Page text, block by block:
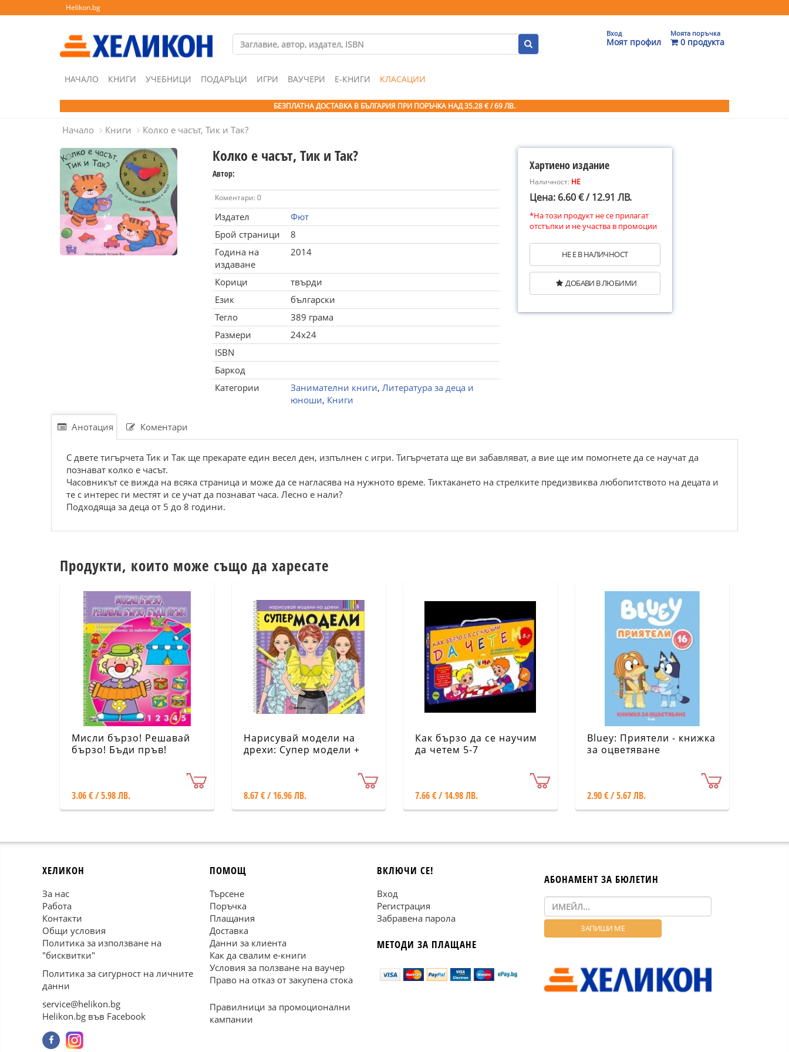
Helikon.bg
Вход
Моят профил
Моята поръчка
0 продукта
НАЧАЛО КНИГИ УЧЕБНИЦИ ПОДАРЪЦИ ИГРИ ВАУЧЕРИ Е-КНИГИ КЛАСАЦИИ
БЕЗПЛАТНА ДОСТАВКА В БЪЛГАРИЯ ПРИ ПОРЪЧКА НАД 35.28 € / 69 ЛВ.
Начало Книги Колко е часът, Тик и Так?
Колко е часът, Тик и Так?
Автор:
Коментари: 0
Издател
Фют
Брой страници
8
Година на
издаване
2014
Корици
твърди
Език
български
Тегло
389 грама
Размери
24x24
ISBN
Баркод
Категории
Занимателни книги, Литература за деца и
юноши, Книги
Хартиено издание
Наличност: НЕ
Цена: 6.60 € / 12.91 ЛВ.
*На този продукт не се прилагат
отстъпки и не участва в промоции
НЕ Е В НАЛИЧНОСТ
ДОБАВИ В ЛЮБИМИ
Анотация Коментари
С двете тигърчета Тик и Так ще прекарате един весел ден, изпълнен с игри. Тигърчетата ще ви забавляват, а вие ще им помогнете да се научат да
познават колко е часът.
Часовникът се вижда на всяка страница и може да се нагласява на нужното време. Тиктакането на стрелките предизвиква любопитството на децата и
те с интерес ги местят и се учат да познават часа. Лесно е нали?
Подходяща за деца от 5 до 8 години.
Продукти, които може също да харесате
Мисли бързо! Решавай
бързо! Бъди пръв!
3.06 € / 5.98 ЛВ.
Нарисувай модели на
дрехи: Супер модели +
8.67 € / 16.96 ЛВ.
Как бързо да се научим
да четем 5-7
7.66 € / 14.98 ЛВ.
Bluey: Приятели - книжка
за оцветяване
2.90 € / 5.67 ЛВ.
ХЕЛИКОН
За нас
Работа
Контакти
Общи условия
Политика за използване на
"бисквитки"
Политика за сигурност на личните
данни
service@helikon.bg
Helikon.bg във Facebook
ПОМОЩ
Търсене
Поръчка
Плащания
Доставка
Данни за клиента
Как да свалим е-книги
Условия за ползване на ваучер
Право на отказ от закупена стока
Правилници за промоционални
кампании
ВКЛЮЧИ СЕ!
Вход
Регистрация
Забравена парола
МЕТОДИ ЗА ПЛАЩАНЕ
АБОНАМЕНТ ЗА БЮЛЕТИН